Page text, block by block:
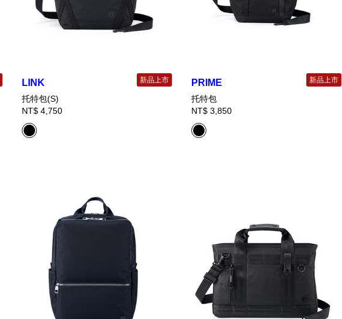
LINK 新品上市
托特包(S)
NT$ 4,750
PRIME 新品上市
托特包
NT$ 3,850